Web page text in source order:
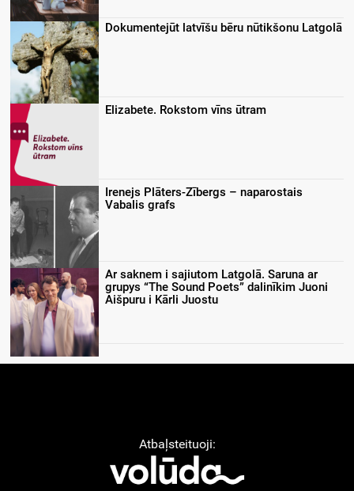
Dokumentejūt latvīšu bēru nūtikšonu Latgolā
Elizabete. Rokstom vīns ūtram
Irenejs Plāters-Zībergs – naparostais
Vabalis grafs
Ar saknem i sajiutom Latgolā. Saruna ar
grupys “The Sound Poets” dalinīkim Juoni
Aišpuru i Kārli Juostu
Atbaļsteituoji: